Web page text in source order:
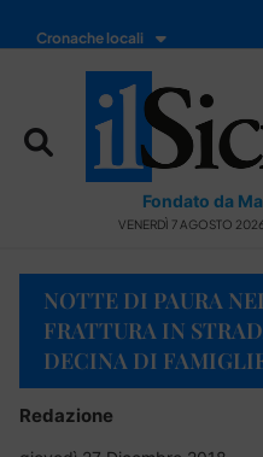
Cronache locali
Fondato da
VENERDÌ 7 AGOSTO
NOTTE DI PAURA
FRATTURA IN
DECINA DI
Redazione